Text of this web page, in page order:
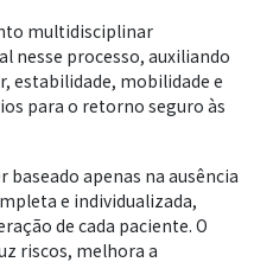
multidisciplinar
nesse processo, auxiliando
estabilidade, mobilidade e
para o retorno seguro às
apenas na ausência
e individualizada,
de cada paciente. O
riscos, melhora a